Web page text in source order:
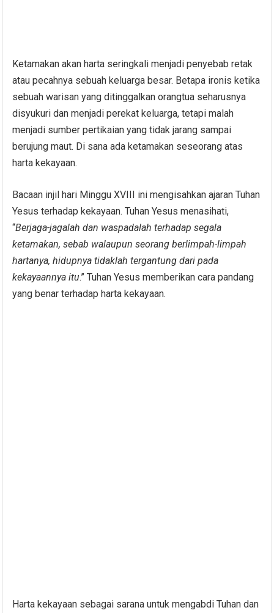
Ketamakan akan harta seringkali menjadi penyebab retak
atau pecahnya sebuah keluarga besar. Betapa ironis ketika
sebuah warisan yang ditinggalkan orangtua seharusnya
disyukuri dan menjadi perekat keluarga, tetapi malah
menjadi sumber pertikaian yang tidak jarang sampai
berujung maut. Di sana ada ketamakan seseorang atas
harta kekayaan.
Bacaan injil hari Minggu XVIII ini mengisahkan ajaran Tuhan
Yesus terhadap kekayaan. Tuhan Yesus menasihati,
“Berjaga-jagalah dan waspadalah terhadap segala
ketamakan, sebab walaupun seorang berlimpah-limpah
hartanya, hidupnya tidaklah tergantung dari pada
kekayaannya itu.” Tuhan Yesus memberikan cara pandang
yang benar terhadap harta kekayaan.
Harta kekayaan sebagai sarana untuk mengabdi Tuhan dan